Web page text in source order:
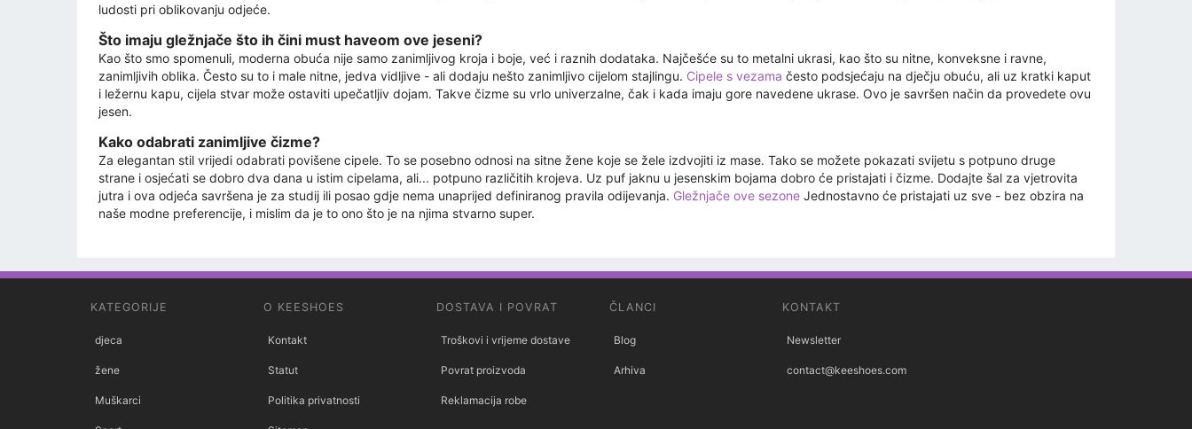
ludosti pri oblikovanju odjeće.
Što imaju gležnjače što ih čini must haveom ove jeseni?
Kao što smo spomenuli, moderna obuća nije samo zanimljivog kroja i boje, već i raznih dodataka. Najčešće su to metalni ukrasi, kao što su nitne, konveksne i ravne,
zanimljivih oblika. Često su to i male nitne, jedva vidljive - ali dodaju nešto zanimljivo cijelom stajlingu. Cipele s vezama često podsjećaju na dječju obuću, ali uz kratki kaput
i ležernu kapu, cijela stvar može ostaviti upečatljiv dojam. Takve čizme su vrlo univerzalne, čak i kada imaju gore navedene ukrase. Ovo je savršen način da provedete ovu
jesen.
Kako odabrati zanimljive čizme?
Za elegantan stil vrijedi odabrati povišene cipele. To se posebno odnosi na sitne žene koje se žele izdvojiti iz mase. Tako se možete pokazati svijetu s potpuno druge
strane i osjećati se dobro dva dana u istim cipelama, ali... potpuno različitih krojeva. Uz puf jaknu u jesenskim bojama dobro će pristajati i čizme. Dodajte šal za vjetrovita
jutra i ova odjeća savršena je za studij ili posao gdje nema unaprijed definiranog pravila odijevanja. Gležnjače ove sezone Jednostavno će pristajati uz sve - bez obzira na
naše modne preferencije, i mislim da je to ono što je na njima stvarno super.
KATEGORIJE
djeca
žene
Muškarci
O KEESHOES
Kontakt
Statut
Politika privatnosti
DOSTAVA I POVRAT
Troškovi i vrijeme dostave
Povrat proizvoda
Reklamacija robe
ČLANCI
Blog
Arhiva
KONTAKT
Newsletter
contact@keeshoes.com